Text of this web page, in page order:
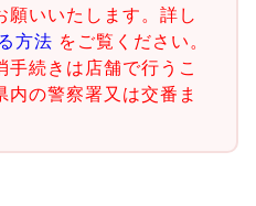
願いいたします。詳し
方法 をご覧ください。
続きは店舗で行うこ
内の警察署又は交番ま